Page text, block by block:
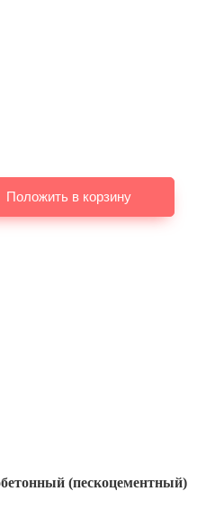
Положить в корзину
(пескоцементный)